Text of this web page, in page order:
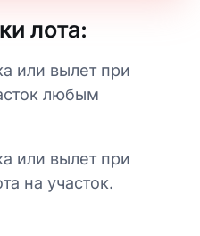
лота:
или вылет при
любым
или вылет при
на участок.